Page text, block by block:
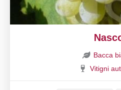
Bacca
Vitigni